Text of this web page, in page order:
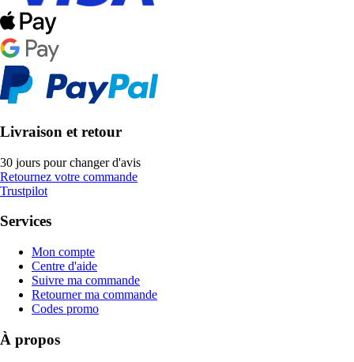
Livraison et retour
30 jours pour changer d'avis
Retournez votre commande
Trustpilot
Services
Mon compte
Centre d'aide
Suivre ma commande
Retourner ma commande
Codes promo
À propos